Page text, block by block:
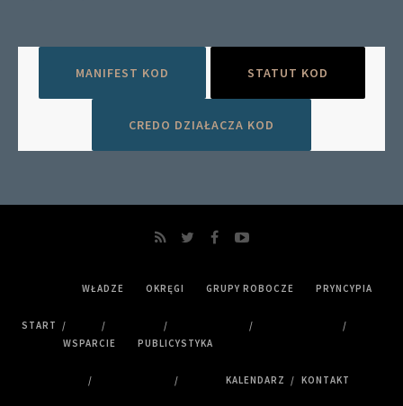
MANIFEST KOD STATUT KOD
CREDO DZIAŁACZA KOD
START
WŁADZE OKRĘGI GRUPY ROBOCZE PRYNCYPIA
WSPARCIE PUBLICYSTYKA
KALENDARZ KONTAKT